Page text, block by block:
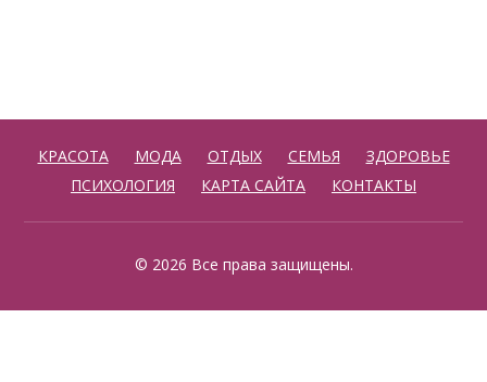
КРАСОТА МОДА ОТДЫХ СЕМЬЯ
ЗДОРОВЬЕ
ПСИХОЛОГИЯ
КАРТА САЙТА КОНТАКТЫ
© 2026 Все права защищены.